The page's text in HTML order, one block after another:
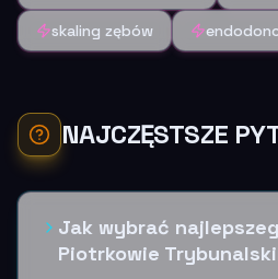
skaling zębów
NAJCZĘSTSZE
Jak wybrać
Piotrkowie